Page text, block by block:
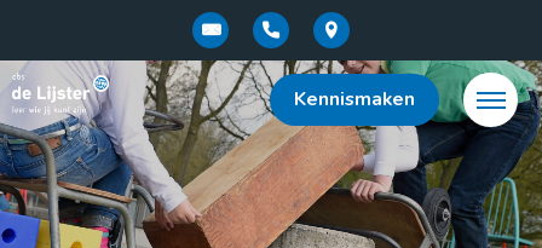
Kennismaken